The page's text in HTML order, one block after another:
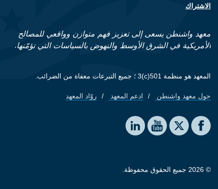
الاشتراك
معهد واشنطن يسعى إلى تعزيز فهم متوازن وواقعي للمصالح
الأمريكية في الشرق الأوسط والنهوض بالسياسات التي تؤمّنها.
المعهد هو منظمة 501(c)3 ؛ جميع التبرعات معفاة من الضرائب.
Footer quick links
حول معهد واشنطن ادعم المعهد روّاد المعهد
Social media
The Washington Institute on Facebook
The Washington Institute on X
The Washington Institute on YouTube
The Washington Institute on LinkedIn
© 2026 جميع الحقوق محفوظة.